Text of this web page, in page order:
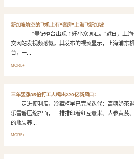
新加坡航空的飞机上有“套房”上海飞新加坡
“登记柜台出现了好小众词汇。”近日，上海
交网站发视频感慨。其发布的视频显示，上海浦东
台，一...
MORE+
三年猛涨35倍打工人喝出220亿新风口：
走进便利店，冷藏柜早已完成迭代：高糖奶茶
乐雪碧压缩排面，一排排印着红豆薏米、人参黄芪
的瓶装养...
MORE+